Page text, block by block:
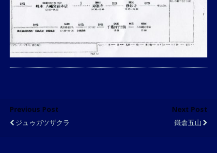
Previous Post
ジュゥガツザクラ
Next Post
鎌倉五山